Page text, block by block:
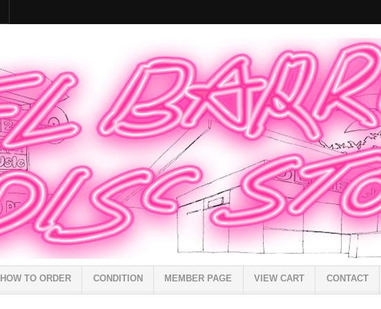
HOW TO ORDER CONDITION MEMBER PAGE VIEW CART CONTACT